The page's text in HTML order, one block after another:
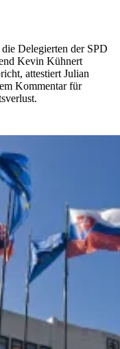
Delegierten der SPD
Kevin Kühnert
attestiert Julian
Kommentar für